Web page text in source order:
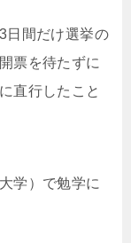
日間だけ選挙の
票を待たずに
直行したこと
学）で勉学に